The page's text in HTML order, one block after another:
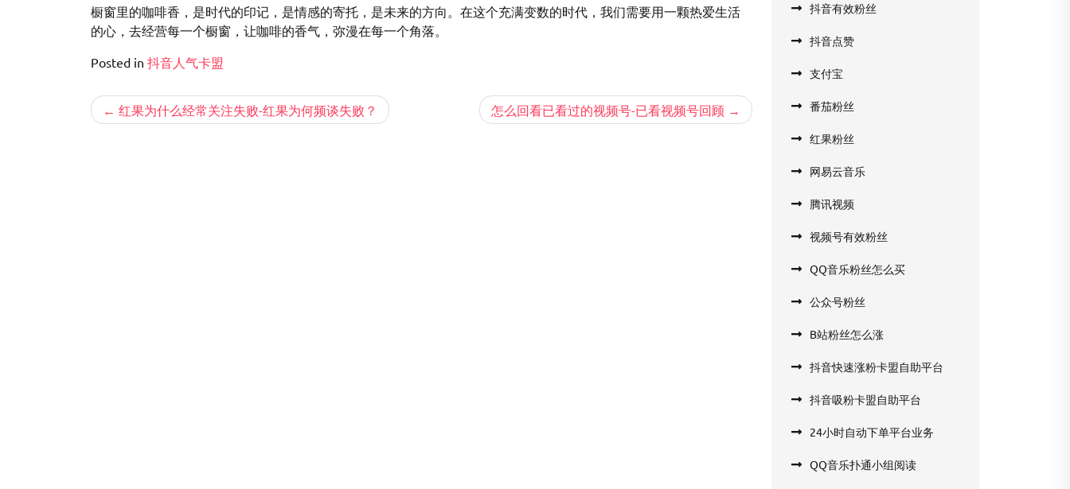
橱窗里的咖啡香，是时代的印记，是情感的寄托，是未来的方向。在这个充满变数的时代，我们需要用一颗热爱生活
的心，去经营每一个橱窗，让咖啡的香气，弥漫在每一个角落。
Posted in 抖音人气卡盟
文 红果为什么经常关注失败-红果为何频谈失败？ 怎么回看已看过的视频号-已看视频号回顾
抖音有效粉丝
抖音点赞
支付宝
番茄粉丝
红果粉丝
网易云音乐
腾讯视频
视频号有效粉丝
QQ音乐粉丝怎么买
公众号粉丝
B站粉丝怎么涨
抖音快速涨粉卡盟自助平台
抖音吸粉卡盟自助平台
24小时自动下单平台业务
QQ音乐扑通小组阅读